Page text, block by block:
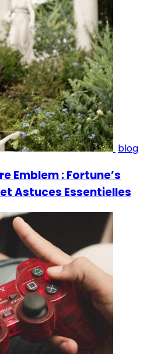
blog
Emblem : Fortune’s
Astuces Essentielles